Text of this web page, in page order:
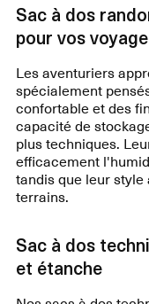
Sac à dos
pour vos
Les aventuriers
spécialement
confortable et des
capacité de
plus techniques.
efficacement
tandis que leur
terrains.
Sac à dos
et étanche